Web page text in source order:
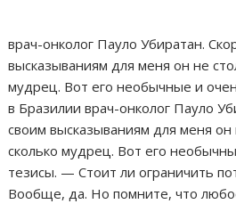
врач-онколог Пауло Убиратан.
высказываниям для меня он не
мудрец. Вот его необычные и
в Бразилии врач-онколог Пауло
своим высказываниям для меня он
сколько мудрец. Вот его
тезисы. — Стоит ли ограничить
Вообще, да. Но помните, что